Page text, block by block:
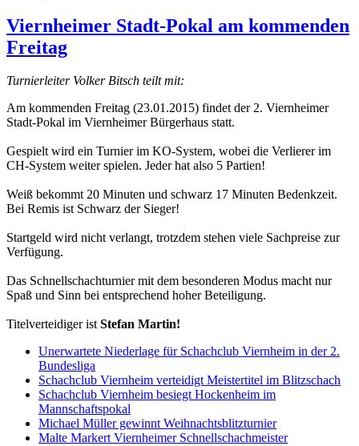
Viernheimer Stadt-Pokal am kommenden
Freitag
Turnierleiter Volker Bitsch teilt mit:
Am kommenden Freitag (23.01.2015) findet der 2. Viernheimer
Stadt-Pokal im Viernheimer Bürgerhaus statt.
Gespielt wird ein Turnier im KO-System, wobei die Verlierer im
CH-System weiter spielen. Jeder hat also 5 Partien!
Weiß bekommt 20 Minuten und schwarz 17 Minuten Bedenkzeit.
Bei Remis ist Schwarz der Sieger!
Startgeld wird nicht verlangt, trotzdem stehen viele Sachpreise zur
Verfügung.
Das Schnellschachturnier mit dem besonderen Modus macht nur
Spaß und Sinn bei entsprechend hoher Beteiligung.
Titelverteidiger istStefan Martin!
Unerwartete Niederlage für Schachclub Viernheim in der 2.
Bundesliga
Schachclub Viernheim verteidigt Meistertitel im Blitzschach
Schachclub Viernheim besiegt Hockenheim im
Mannschaftspokal
Michael Müller gewinnt Weihnachtsblitzturnier
Malte Markert Viernheimer Schnellschachmeister